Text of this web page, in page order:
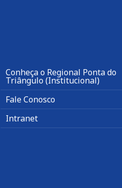
Conheça o Regional Ponta do
Triângulo (Institucional)
Fale Conosco
Intranet